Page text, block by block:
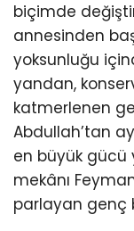
biçimde
annesinden
yoksunluğu
yandan,
katmerlenen
Abdullah’tan
en büyük gücü
mekânı
parlayan genç